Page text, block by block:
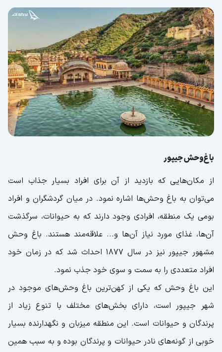
باغ‌وحش جیپور
از مکان‌هایی که بازدید از آن برای افراد بسیار جذاب است
می‌توان به باغ وحش‌ها اشاره نمود. در میان گردشگران و افراد
بومی یک منطقه، افرادی وجود دارند که به حیوانات، سرگذشت
آن‌ها، غذای مورد نیاز آن‌ها و... علاقه‌مند هستند. باغ وحش
مشهور جیپور نیز در سال ۱۸۷۷ احداث شد که در زمان خود
افراد متعددی را به سمت و سوی خود جذب نمود.
این باغ وحش که یکی از کهن‌ترین باغ وحش‌های موجود در
شهر جیپور است، دارای بخش‌های مختلف با تنوع زیاد از
پرندگان و حیوانات است. این منطقه میزبان و نگهدارنده بسیار
خوبی از گونه‌های نادر حیوانات و پرندگان بوده و به سبب همین